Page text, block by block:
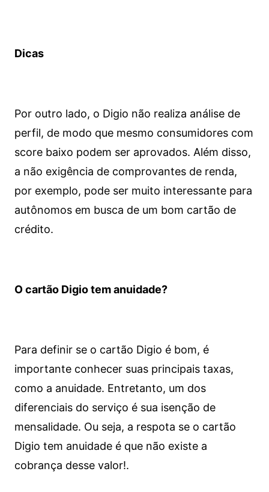
Dicas
Por outro lado, o Digio não realiza análise de
perfil, de modo que mesmo consumidores com
score baixo podem ser aprovados. Além disso,
a não exigência de comprovantes de renda,
por exemplo, pode ser muito interessante para
autônomos em busca de um bom cartão de
crédito.
O cartão Digio tem anuidade?
Para definir se o cartão Digio é bom, é
importante conhecer suas principais taxas,
como a anuidade. Entretanto, um dos
diferenciais do serviço é sua isenção de
mensalidade. Ou seja, a respota se o cartão
Digio tem anuidade é que não existe a
cobrança desse valor!.